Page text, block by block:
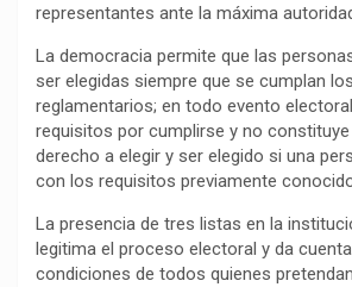
o
k
p
p
a
m
n
k
t
i
r
representantes ante la máxima
La democracia permite que las
ser elegidas siempre que se cumplan
reglamentarios; en todo evento
requisitos por cumplirse y no constituye
derecho a elegir y ser elegido si una
con los requisitos previamente
La presencia de tres listas en la
legitima el proceso electoral y da
condiciones de todos quienes